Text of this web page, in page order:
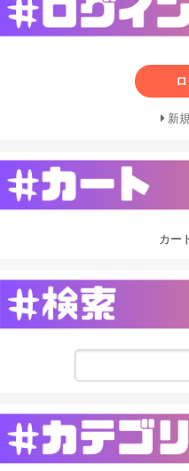
新
カー